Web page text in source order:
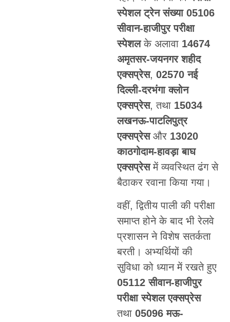
स्पेशल ट्रेन संख्या 05106
सीवान-हाजीपुर परीक्षा
स्पेशलके अलावा 14674
अमृतसर-जयनगर शहीद
एक्सप्रेस, 02570 नई
दिल्ली-दरभंगा क्लोन
एक्सप्रेस, तथा 15034
लखनऊ-पाटलिपुत्र
एक्सप्रेसऔर 13020
काठगोदाम-हावड़ा बाघ
एक्सप्रेसमें व्यवस्थित ढंग से
बैठाकर रवाना किया गया।
वहीं, द्वितीय पाली की परीक्षा
समाप्त होने के बाद भी रेलवे
प्रशासन ने विशेष सतर्कता
बरती। अभ्यर्थियों की
सुविधा को ध्यान में रखते हुए
05112 सीवान-हाजीपुर
परीक्षा स्पेशल एक्सप्रेस
तथा 05096 मऊ-